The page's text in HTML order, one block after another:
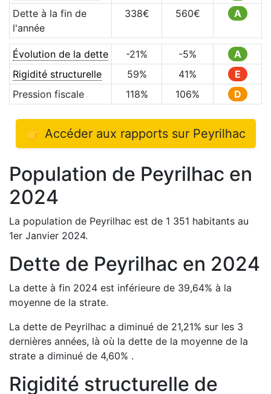
Dette à la fin de
l'année
338€ 560€ A
Évolution de la dette -21% -5%
A
Rigidité structurelle
59% 41%
E
Pression fiscale
118% 106% D
👉 Accéder aux rapports sur Peyrilhac
Population de Peyrilhac en
2024
La population de Peyrilhac est de 1 351 habitants au
1er Janvier 2024.
Dette de Peyrilhac en 2024
La dette à fin 2024 est inférieure de 39,64% à la
moyenne de la strate.
La dette de Peyrilhac a diminué de 21,21% sur les 3
dernières années, là où la dette de la moyenne de la
strate a diminué de 4,60% .
Rigidité structurelle de